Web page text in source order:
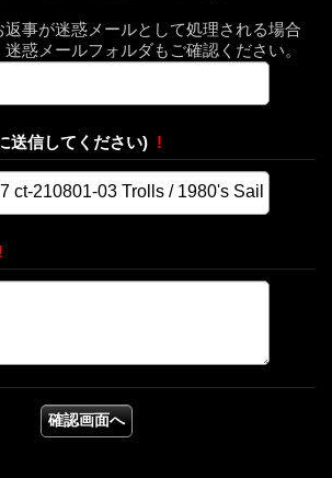
返事が迷惑メールとして処理される場合
惑メールフォルダもご確認ください。
送信してください) !
!